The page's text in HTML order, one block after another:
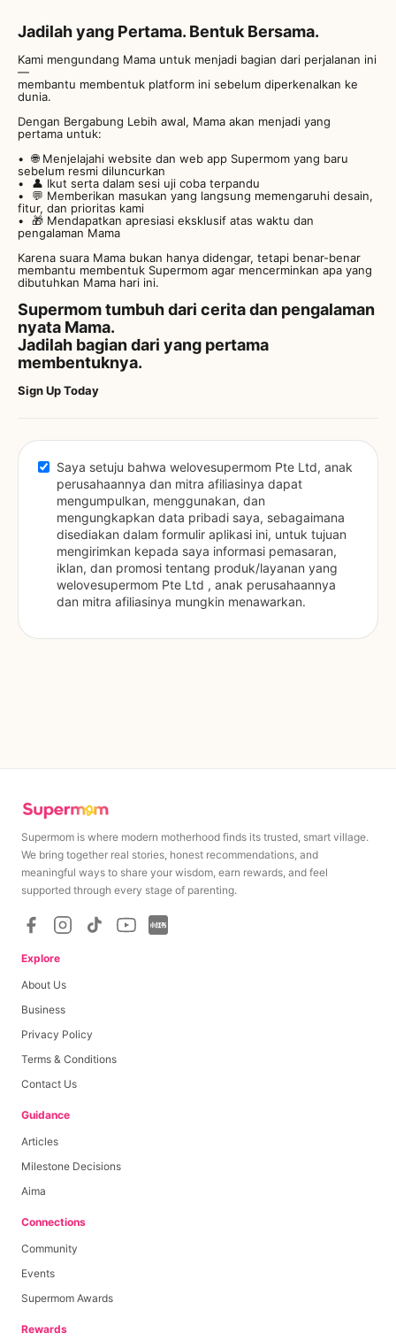
Jadilah yang Pertama. Bentuk Bersama.
Kami mengundang Mama untuk menjadi bagian dari perjalanan ini
—
membantu membentuk platform ini sebelum diperkenalkan ke
dunia.
Dengan Bergabung Lebih awal, Mama akan menjadi yang
pertama untuk:
🌐 Menjelajahi website dan web app Supermom yang baru
sebelum resmi diluncurkan
👤 Ikut serta dalam sesi uji coba terpandu
💬 Memberikan masukan yang langsung memengaruhi desain,
fitur, dan prioritas kami
🎁 Mendapatkan apresiasi eksklusif atas waktu dan
pengalaman Mama
Karena suara Mama bukan hanya didengar, tetapi benar-benar
membantu membentuk Supermom agar mencerminkan apa yang
dibutuhkan Mama hari ini.
Supermom tumbuh dari cerita dan pengalaman
nyata Mama.
Jadilah bagian dari yang pertama
membentuknya.
Sign Up Today
Saya setuju bahwa welovesupermom Pte Ltd, anak
perusahaannya dan mitra afiliasinya dapat
mengumpulkan, menggunakan, dan
mengungkapkan data pribadi saya, sebagaimana
disediakan dalam formulir aplikasi ini, untuk tujuan
mengirimkan kepada saya informasi pemasaran,
iklan, dan promosi tentang produk/layanan yang
welovesupermom Pte Ltd , anak perusahaannya
dan mitra afiliasinya mungkin menawarkan.
Supermom is where modern motherhood finds its trusted, smart village.
We bring together real stories, honest recommendations, and
meaningful ways to share your wisdom, earn rewards, and feel
supported through every stage of parenting.
Explore
About Us
Business
Privacy Policy
Terms & Conditions
Contact Us
Guidance
Articles
Milestone Decisions
Aima
Connections
Community
Events
Supermom Awards
Rewards